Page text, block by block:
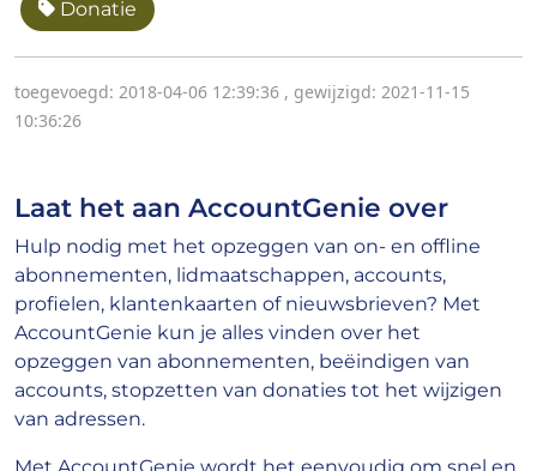
Donatie
toegevoegd: 2018-04-06 12:39:36 , gewijzigd: 2021-11-15
10:36:26
Laat het aan AccountGenie over
Hulp nodig met het opzeggen van on- en offline
abonnementen, lidmaatschappen, accounts,
profielen, klantenkaarten of nieuwsbrieven? Met
AccountGenie kun je alles vinden over het
opzeggen van abonnementen, beëindigen van
accounts, stopzetten van donaties tot het wijzigen
van adressen.